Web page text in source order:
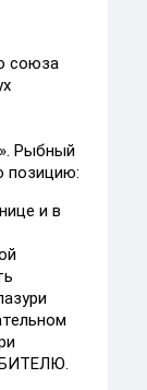
союза
Рыбный
позицию:
и в